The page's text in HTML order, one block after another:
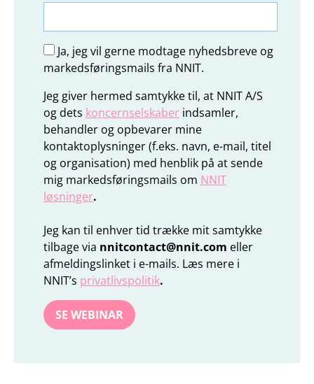
Ja, jeg vil gerne modtage nyhedsbreve og
markedsføringsmails fra NNIT.
Jeg giver hermed samtykke til, at NNIT A/S
og dets koncernselskaber indsamler,
behandler og opbevarer mine
kontaktoplysninger (f.eks. navn, e-mail, titel
og organisation) med henblik på at sende
mig markedsføringsmails om NNIT
løsninger.
Jeg kan til enhver tid trække mit samtykke
tilbage via nnitcontact@nnit.com eller
afmeldingslinket i e-mails. Læs mere i
NNIT’s privatlivspolitik.